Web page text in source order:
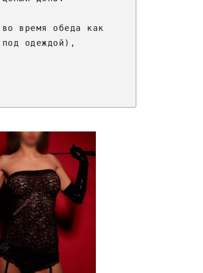
время обеда как
одеждой),